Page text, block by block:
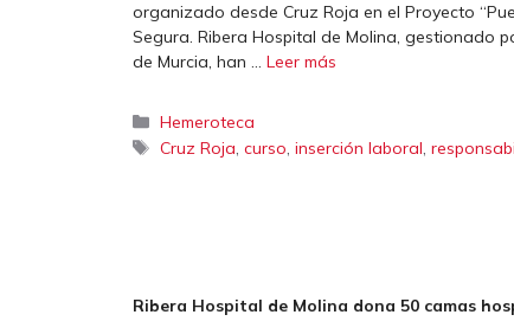
organizado desde Cruz Roja en el Proyecto
Segura. Ribera Hospital de Molina, gestionado
de Murcia, han … Leer más
Categorías
Hemeroteca
Etiquetas
Cruz Roja,curso,inserción laboral,
Ribera Hospital de Molina dona 50 camas